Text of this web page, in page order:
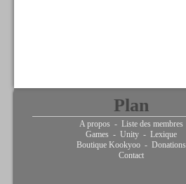
Plan
A propos - Liste des membres
Games - Unity - Lexique
Boutique Kookyoo - Donations
Contact